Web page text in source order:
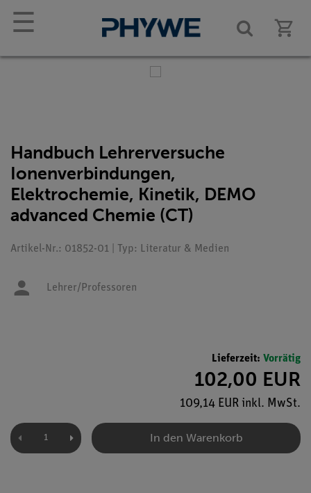
☰
Handbuch Lehrerversuche
Ionenverbindungen,
Elektrochemie, Kinetik, DEMO
advanced Chemie (CT)
Artikel-Nr.: 01852-01 | Typ: Literatur & Medien
Lehrer/Professoren
Lieferzeit: Vorrätig
102,00 EUR
109,14 EUR inkl. MwSt.
In den Warenkorb